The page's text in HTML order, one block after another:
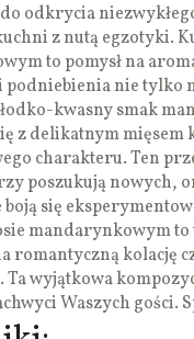
odkrycia
z nutą egzotyki.
to pomysł na
nie tylko
kwasny smak
z delikatnym mięsem
charakteru. Ten
poszukują nowych,
się
mandarynkowym
romantyczną kolację
Ta wyjątkowa
Waszych gości.